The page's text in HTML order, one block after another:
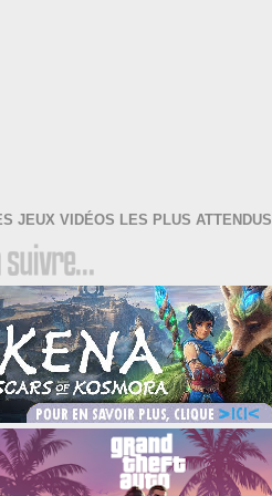
JEUX VIDÉOS LES PLUS ATTENDUS